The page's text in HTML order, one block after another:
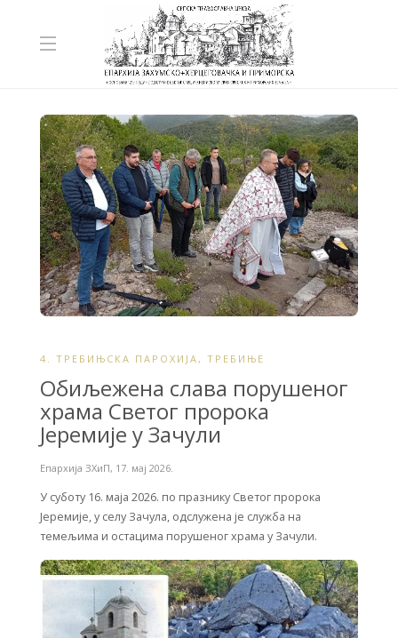
4. ТРЕБИЊСКА ПАРОХИЈА, ТРЕБИЊЕ
Обиљежена слава порушеног
храма Светог пророка
Јеремије у Зачули
Епархија ЗХиП, 17. мај 2026.
У суботу 16. маја 2026. по празнику Светог пророка
Јеремије, у селу Зачула, одслужена је служба на
темељима и остацима порушеног храма у Зачули.